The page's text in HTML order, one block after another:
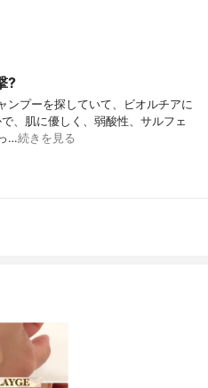
?
ンプーを探していて、ビオルチアに
、肌に優しく、弱酸性、サルフェ
…続きを見る